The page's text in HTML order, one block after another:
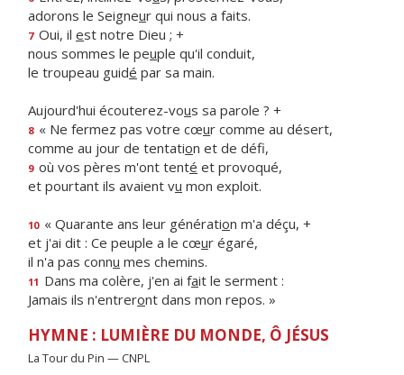
adorons le Seigneur qui nous a faits.
7 Oui, il est notre Dieu ; +
nous sommes le peuple qu'il conduit,
le troupeau guidé par sa main.
Aujourd'hui écouterez-vous sa parole ? +
8 « Ne fermez pas votre cœur comme au désert,
comme au jour de tentation et de défi,
9 où vos pères m'ont tenté et provoqué,
et pourtant ils avaient vu mon exploit.
10 « Quarante ans leur génération m'a déçu, +
et j'ai dit : Ce peuple a le cœur égaré,
il n'a pas connu mes chemins.
11 Dans ma colère, j'en ai fait le serment :
Jamais ils n'entreront dans mon repos. »
HYMNE : LUMIÈRE DU MONDE, Ô JÉSUS
La Tour du Pin — CNPL